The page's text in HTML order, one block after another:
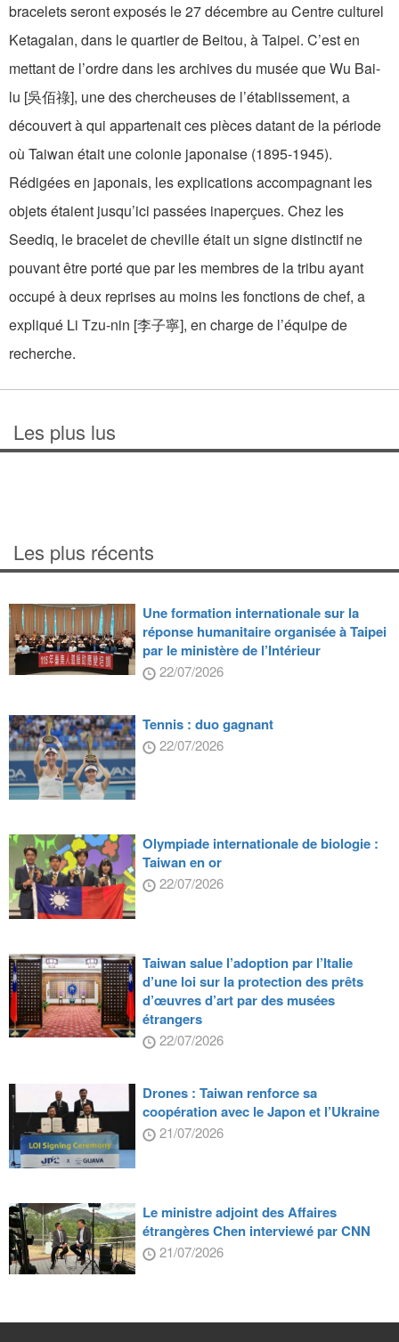
bracelets seront exposés le 27 décembre au Centre culturel
Ketagalan, dans le quartier de Beitou, à Taipei. C’est en
mettant de l’ordre dans les archives du musée que Wu Bai-
lu [吳佰祿], une des chercheuses de l’établissement, a
découvert à qui appartenait ces pièces datant de la période
où Taiwan était une colonie japonaise (1895-1945).
Rédigées en japonais, les explications accompagnant les
objets étaient jusqu’ici passées inaperçues. Chez les
Seediq, le bracelet de cheville était un signe distinctif ne
pouvant être porté que par les membres de la tribu ayant
occupé à deux reprises au moins les fonctions de chef, a
expliqué Li Tzu-nin [李子寧], en charge de l’équipe de
recherche.
Les plus lus
Les plus récents
Une formation internationale sur la
réponse humanitaire organisée à Taipei
par le ministère de l’Intérieur
22/07/2026
Tennis : duo gagnant
22/07/2026
Olympiade internationale de biologie :
Taiwan en or
22/07/2026
Taiwan salue l’adoption par l’Italie
d’une loi sur la protection des prêts
d’œuvres d’art par des musées
étrangers
22/07/2026
Drones : Taiwan renforce sa
coopération avec le Japon et l’Ukraine
21/07/2026
Le ministre adjoint des Affaires
étrangères Chen interviewé par CNN
21/07/2026